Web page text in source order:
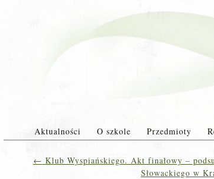
Aktualności O szkole Przedmioty
← Klub Wyspiańskiego. Akt finałowy –
Słowackiego w